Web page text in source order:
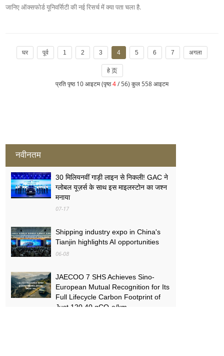
जानिए ऑक्सफोर्ड यूनिवर्सिटी की नई रिसर्च में क्या पता चला है.
घर पूर्व 1 2 3 4 5 6 7 अगला
हे 页
प्रति पृष्ठ 10 आइटम (पृष्ठ4/ 56) कुल 558 आइटम
नवीनतम
30 मिलियनवीं गाड़ी लाइन से निकली! GAC ने
ग्लोबल यूज़र्स के साथ इस माइलस्टोन का जश्न
मनाया
07-17
Shipping industry expo in China's
Tianjin highlights AI opportunities
06-08
JAECOO 7 SHS Achieves Sino-
European Mutual Recognition for Its
Full Lifecycle Carbon Footprint of
Just 120.40 gCO₂e/km